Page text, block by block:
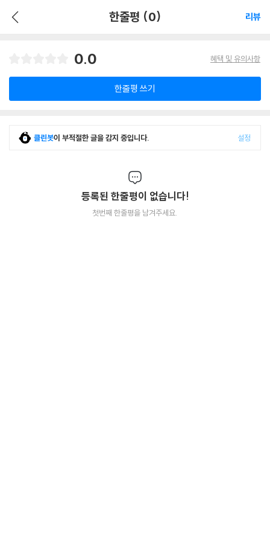
한줄평 (0) 리뷰
0.0 혜택 및 유의사항
한줄평 쓰기
클린봇이 부적절한 글을 감지 중입니다. 설정
등록된 한줄평이 없습니다!
첫번째 한줄평을 남겨주세요.